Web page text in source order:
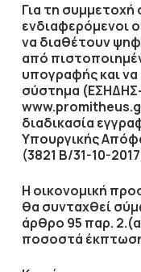
Για τη συμμετοχή
ενδιαφερόμενοι
να διαθέτουν
από
υπογραφής και
σύστημα
διαδικασία
Υπουργικής
(3821 Β/31-10-
Η οικονομική
θα συνταχθεί
άρθρο 95 παρ.
ποσοστά